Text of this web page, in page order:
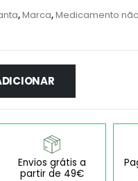
,Marca,Medicamento
Envios grátis a
partir de 49€